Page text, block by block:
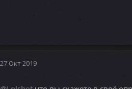
27 Окт 2019